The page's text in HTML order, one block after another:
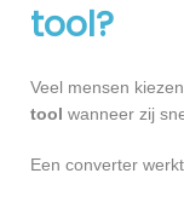
tool?
Veel mensen
tool wanneer zij
Een converter